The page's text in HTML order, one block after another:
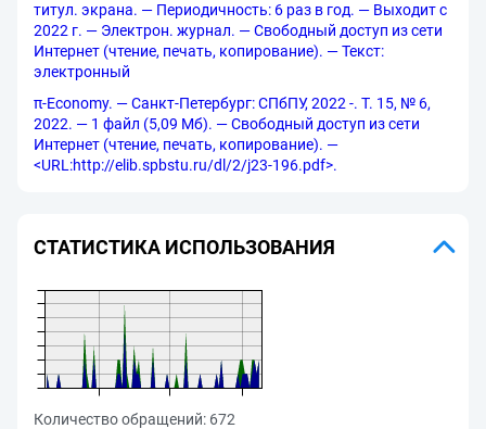
титул. экрана. — Периодичность: 6 раз в год. — Выходит с
2022 г. — Электрон. журнал. — Свободный доступ из сети
Интернет (чтение, печать, копирование). — Текст:
электронный
π-Economy. — Санкт-Петербург: СПбПУ, 2022 -. Т. 15, № 6,
2022. — 1 файл (5,09 Мб). — Свободный доступ из сети
Интернет (чтение, печать, копирование). —
<URL:http://elib.spbstu.ru/dl/2/j23-196.pdf>.
СТАТИСТИКА ИСПОЛЬЗОВАНИЯ
Количество обращений: 672